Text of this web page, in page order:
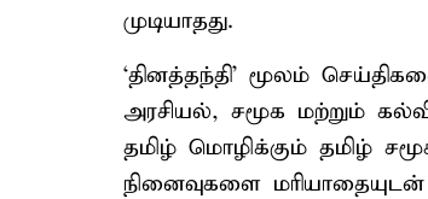
முடியாதது.
‘தினத்தந்தி’ மூலம்
அரசியல், சமூக மற்றும்
தமிழ் மொழிக்கும் தமிழ்
நினைவுகளை